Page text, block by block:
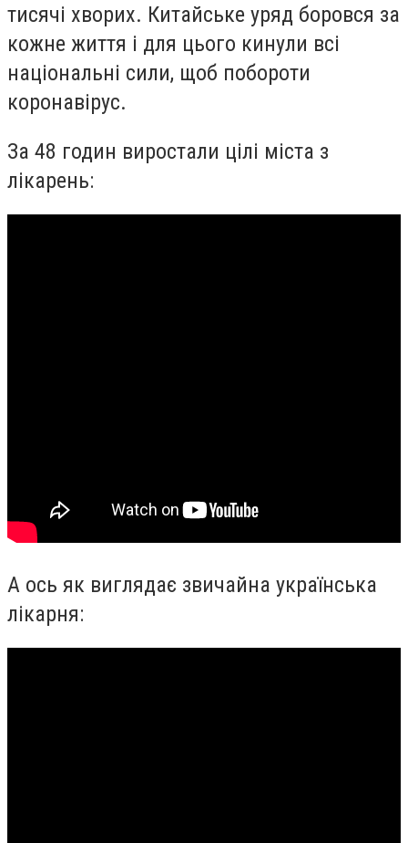
тисячі хворих. Китайське уряд боровся за
кожне життя і для цього кинули всі
національні сили, щоб побороти
коронавірус.
За 48 годин виростали цілі міста з
лікарень:
А ось як виглядає звичайна українська
лікарня: